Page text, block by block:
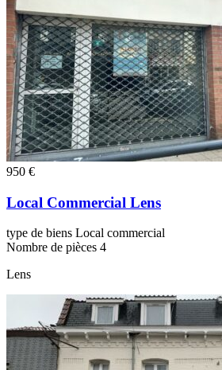
950 €
Local Commercial Lens
type de biens Local commercial
Nombre de pièces 4
Lens